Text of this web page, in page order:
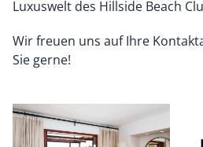
Luxuswelt des Hillside Beach
Wir freuen uns auf Ihre
Sie gerne!